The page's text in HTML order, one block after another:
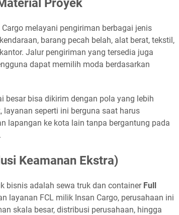
Proyek
melayani pengiriman berbagai jenis
barang pecah belah, alat berat, tekstil,
Jalur pengiriman yang tersedia juga
dapat memilih moda berdasarkan
besar bisa dikirim dengan pola yang lebih
seperti ini berguna saat harus
lapangan ke kota lain tanpa bergantung pada
Keamanan Ekstra)
bisnis adalah sewa truk dan container Full
layanan FCL milik Insan Cargo, perusahaan ini
skala besar, distribusi perusahaan, hingga